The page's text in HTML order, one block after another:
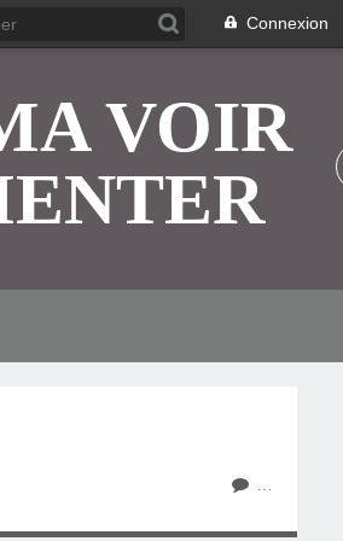
Connexion
VOIR
…